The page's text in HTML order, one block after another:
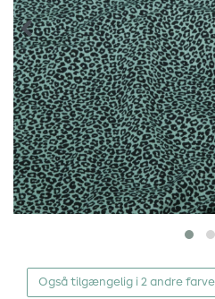
Også tilgængelig i 2 andre